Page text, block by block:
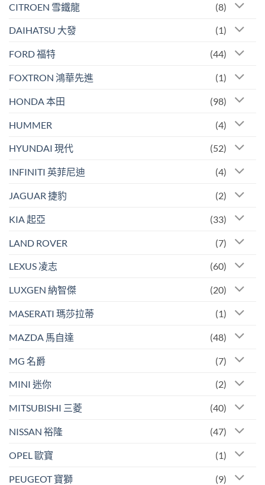
CITROEN 雪鐵龍 (8)
DAIHATSU 大發 (1)
FORD 福特 (44)
FOXTRON 鴻華先進 (1)
HONDA 本田 (98)
HUMMER (4)
HYUNDAI 現代 (52)
INFINITI 英菲尼迪 (4)
JAGUAR 捷豹 (2)
KIA 起亞 (33)
LAND ROVER (7)
LEXUS 凌志 (60)
LUXGEN 納智傑 (20)
MASERATI 瑪莎拉蒂 (1)
MAZDA 馬自達 (48)
MG 名爵 (7)
MINI 迷你 (2)
MITSUBISHI 三菱 (40)
NISSAN 裕隆 (47)
OPEL 歐寶 (1)
PEUGEOT 寶獅 (9)